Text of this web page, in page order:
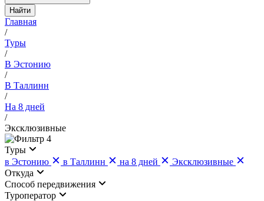
Найти
Главная
/
Туры
/
В Эстонию
/
В Таллинн
/
На 8 дней
/
Эксклюзивные
4
Туры
в Эстонию
в Таллинн на 8 дней
Эксклюзивные
Откуда
Cпособ передвижения
Туроператор